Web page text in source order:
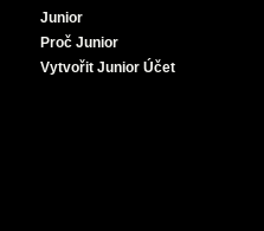
Junior
Proč Junior
Vytvořit Junior Účet